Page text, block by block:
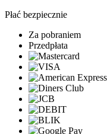
Płać bezpiecznie
Za pobraniem
Przedpłata